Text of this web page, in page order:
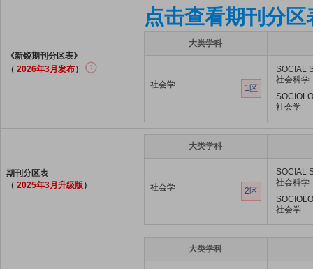
《新锐期刊分区表》
（ 2026年3月发布）
点击查看期刊分区
大类学科
社会学 1区
SOCIAL
社会科学
社会学
期刊分区表
（ 2025年3月升级版）
大类学科
社会学 2区
SOCIAL
社会科学
社会学
大类学科